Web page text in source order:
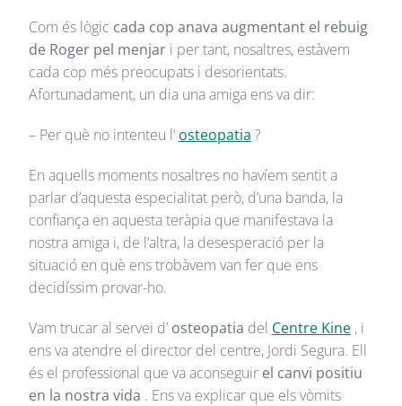
Com és lògic cada cop anava augmentant el rebuig
de Roger pel menjari per tant, nosaltres, estàvem
cada cop més preocupats i desorientats.
Afortunadament, un dia una amiga ens va dir:
– Per què no intenteu l’ osteopatia ?
En aquells moments nosaltres no havíem sentit a
parlar d’aquesta especialitat però, d’una banda, la
confiança en aquesta teràpia que manifestava la
nostra amiga i, de l’altra, la desesperació per la
situació en què ens trobàvem van fer que ens
decidíssim provar-ho.
Vam trucar al servei d’ osteopatia del Centre Kine, i
ens va atendre el director del centre, Jordi Segura. Ell
és el professional que va aconseguir el canvi positiu
en la nostra vida . Ens va explicar que els vòmits